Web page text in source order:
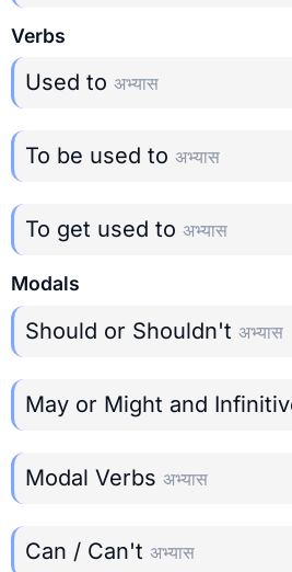
Verbs
Used to अभ्यास
To be used to अभ्यास
To get used to अभ्यास
Modals
Should or Shouldn't अभ्यास
May or Might and
Modal Verbs अभ्यास
Can / Can't अभ्यास